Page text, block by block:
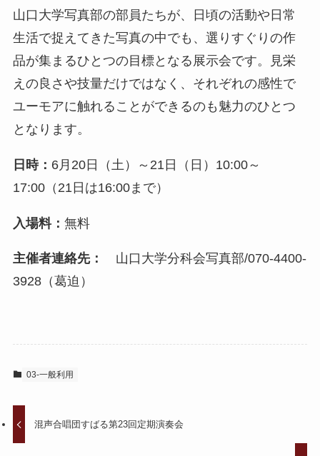
山口大学写真部の部員たちが、日頃の活動や日常
生活で捉えてきた写真の中でも、選りすぐりの作
品が集まるひとつの目標となる展示会です。見栄
えの良さや技量だけではなく、それぞれの感性で
ユーモアに触れることができるのも魅力のひとつ
となります。
日時： 6月20日（土）～21日（日）10:00～
17:00（21日は16:00まで）
入場料： 無料
主催者連絡先：
山口大学分科会写真部/070-4400-
3928（葛迫）
03-一般利用
混声合唱団すばる第23回定期演奏会